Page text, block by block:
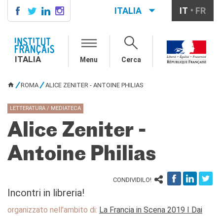
SCUOLA & UNIVERSITÀ
Studiare in Francia
IL PALAZZO FARNESE
CHI SIAMO
Contatti
CERCA
ITALIA IT FR
ITALIA Menu Cerca
ROMA ALICE ZENITER - ANTOINE PHILIAS
LETTERATURA / MEDIATECA
Alice Zeniter -
Antoine Philias
CONDIVIDILO!
Incontri in libreria!
organizzato nell'ambito di: La Francia in Scena 2019 I Dai